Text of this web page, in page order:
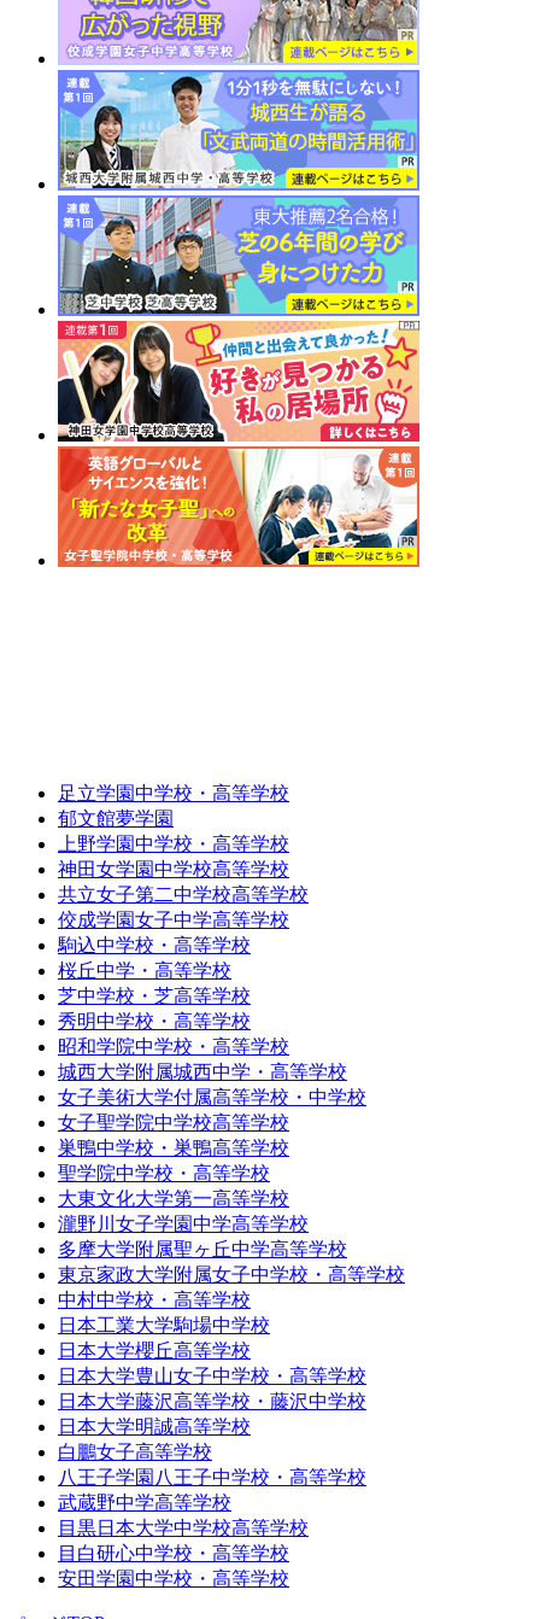
足立学園中学校・高等学校
郁文館夢学園
上野学園中学校・高等学校
神田女学園中学校高等学校
共立女子第二中学校高等学校
佼成学園女子中学高等学校
駒込中学校・高等学校
桜丘中学・高等学校
芝中学校・芝高等学校
秀明中学校・高等学校
昭和学院中学校・高等学校
城西大学附属城西中学・高等学校
女子美術大学付属高等学校・中学校
女子聖学院中学校高等学校
巣鴨中学校・巣鴨高等学校
聖学院中学校・高等学校
大東文化大学第一高等学校
瀧野川女子学園中学高等学校
多摩大学附属聖ヶ丘中学高等学校
東京家政大学附属女子中学校・高等学校
中村中学校・高等学校
日本工業大学駒場中学校
日本大学櫻丘高等学校
日本大学豊山女子中学校・高等学校
日本大学藤沢高等学校・藤沢中学校
日本大学明誠高等学校
白鵬女子高等学校
八王子学園八王子中学校・高等学校
武蔵野中学高等学校
目黒日本大学中学校高等学校
目白研心中学校・高等学校
安田学園中学校・高等学校